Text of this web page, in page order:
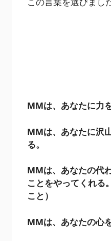
MMは、あなたに力
MMは、あなたに沢
る。
MMは、あなたの代
ことをやってくれる
こと）
MMは、あなたの心